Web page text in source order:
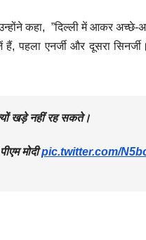
कहा, ”दिल्ली में आकर
पहला एनर्जी और दूसरा
खड़े नहीं रह सकते।
मोदीpic.twitter.com/